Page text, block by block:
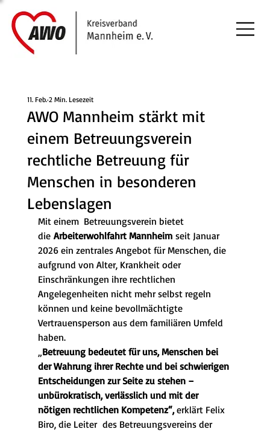
AWO Mannheim stärkt mit
einem Betreuungsverein
rechtliche Betreuung für
Menschen in besonderen
Lebenslagen
11. Feb. 2 Min. Lesezeit
Mit einem  Betreuungsverein bietet
die Arbeiterwohlfahrt Mannheim seit Januar
2026 ein zentrales Angebot für Menschen, die
aufgrund von Alter, Krankheit oder
Einschränkungen ihre rechtlichen
Angelegenheiten nicht mehr selbst regeln
können und keine bevollmächtigte
Vertrauensperson aus dem familiären Umfeld
haben.
„Betreuung bedeutet für uns, Menschen bei
der Wahrung ihrer Rechte und bei schwierigen
Entscheidungen zur Seite zu stehen –
unbürokratisch, verlässlich und mit der
nötigen rechtlichen Kompetenz“, erklärt Felix
Biro, die Leiter  des Betreuungsvereins der